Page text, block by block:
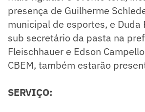
presença de Guilherme
municipal de esportes, e Duda
sub secretário da pasta na
Fleischhauer e Edson
CBEM, também estarão
SERVIÇO: